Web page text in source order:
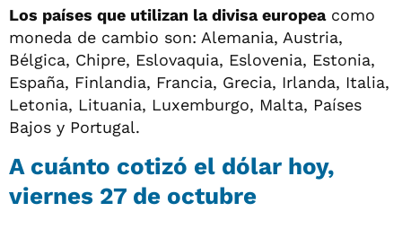
Los países que utilizan la divisa europeacomo
moneda de cambio son: Alemania, Austria,
Bélgica, Chipre, Eslovaquia, Eslovenia, Estonia,
España, Finlandia, Francia, Grecia, Irlanda, Italia,
Letonia, Lituania, Luxemburgo, Malta, Países
Bajos y Portugal.
A cuánto cotizó el dólar hoy,
viernes 27 de octubre